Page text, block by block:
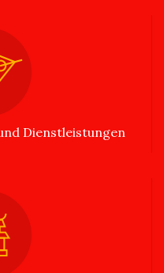
Dienstleistungen